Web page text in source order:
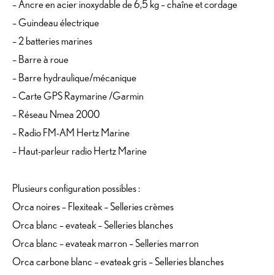
– Ancre en acier inoxydable de 6,5 kg – chaîne et cordage
– Guindeau électrique
– 2 batteries marines
– Barre à roue
– Barre hydraulique/mécanique
– Carte GPS Raymarine /Garmin
– Réseau Nmea 2000
– Radio FM-AM Hertz Marine
– Haut-parleur radio Hertz Marine
Plusieurs configuration possibles :
Orca noires – Flexiteak – Selleries crèmes
Orca blanc – evateak – Selleries blanches
Orca blanc – evateak marron – Selleries marron
Orca carbone blanc – evateak gris – Selleries blanches